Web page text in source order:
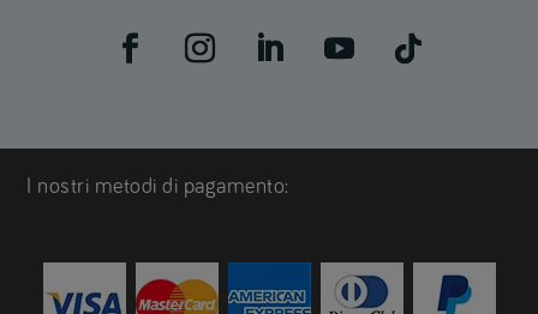
I nostri metodi di pagamento: